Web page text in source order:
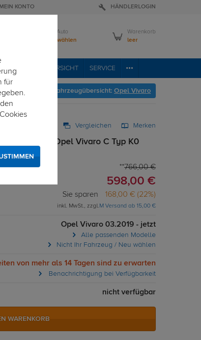
MEIN KONTO HÄNDLERLOGIN
Mein Auto
Bitte wählen
Warenkorb
leer
FAHRZEUGÜBERSICHT SERVICE
Hier geht's zur Fahrzeugübersicht: Opel Vivaro
Vergleichen Merken
für Opel Vivaro C Typ K0
gesteckt
766,00 €
598,00 €
Sie sparen 168,00 € (22%)
inkl. MwSt., zzgl.M Versand ab 15,00 €
Opel Vivaro 03.2019 - jetzt
Alle passenden Modelle
Nicht Ihr Fahrzeug / Neu wählen
von mehr als 14 Tagen sind zu erwarten
Benachrichtigung bei Verfügbarkeit
nicht verfügbar
WARENKORB
für